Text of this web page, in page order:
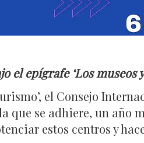
el epígrafe ‘Los museos
el Consejo
que se adhiere, un año
estos centros y